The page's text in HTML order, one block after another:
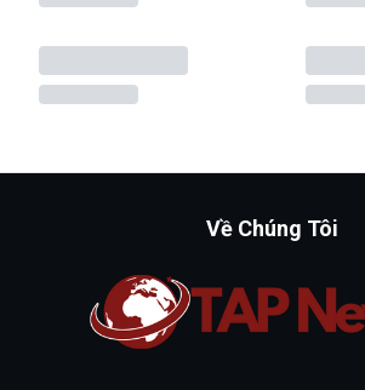
Về Chúng Tôi